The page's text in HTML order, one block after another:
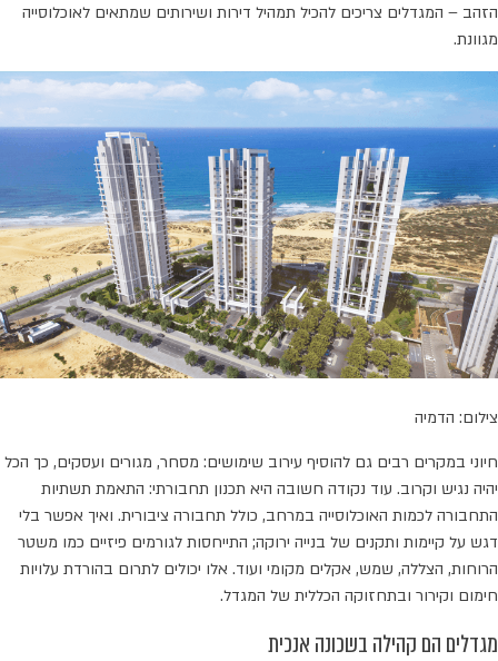
הזהב – המגדלים צריכים להכיל תמהיל דירות ושירותים שמתאים לאוכלוסייה
מגוונת.
צילום: הדמיה
חיוני במקרים רבים גם להוסיף עירוב שימושים: מסחר, מגורים ועסקים, כך הכל
יהיה נגיש וקרוב. עוד נקודה חשובה היא תכנון תחבורתי: התאמת תשתיות
התחבורה לכמות האוכלוסייה במרחב, כולל תחבורה ציבורית. ואיך אפשר בלי
דגש על קיימות ותקנים של בנייה ירוקה; התייחסות לגורמים פיזיים כמו משטר
הרוחות, הצללה, שמש, אקלים מקומי ועוד. אלו יכולים לתרום בהורדת עלויות
חימום וקירור ובתחזוקה הכללית של המגדל.
מגדלים הם קהילה בשכונה אנכית